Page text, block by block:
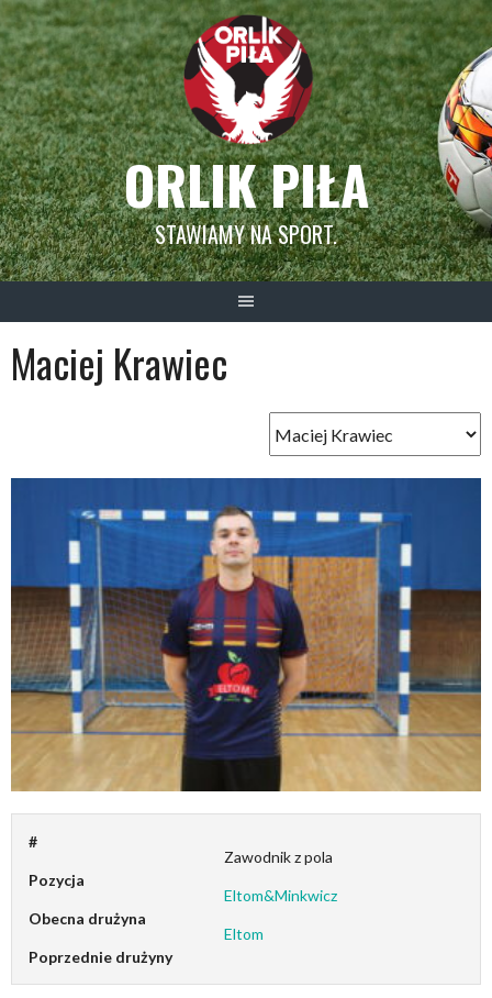
Skip
to
content
ORLIK PIŁA
STAWIAMY NA SPORT.
Maciej Krawiec
#
Pozycja
Zawodnik z pola
Obecna drużyna
Eltom&Minkwicz
Poprzednie drużyny
Eltom